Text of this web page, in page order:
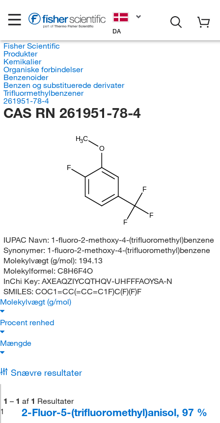
DA
Fisher Scientific
Produkter
Kemikalier
Organiske forbindelser
Benzenoider
Benzen og substituerede derivater
Trifluormethylbenzener
261951-78-4
CAS RN 261951-78-4
H3C
O
F
F
F
F
IUPAC Navn: 1-fluoro-2-methoxy-4-(trifluoromethyl)benzene
Synonymer: 1-fluoro-2-methoxy-4-(trifluoromethyl)benzene
Molekylvægt (g/mol): 194.13
Molekylformel: C8H6F4O
InChi Key: AXEAQZIYCQTHQV-UHFFFAOYSA-N
SMILES: COC1=CC(=CC=C1F)C(F)(F)F
Molekylvægt (g/mol)
Procent renhed
Mængde
Snævre resultater
1 – 1 af 1 Resultater
1
2-Fluor-5-(trifluoromethyl)anisol, 97 %